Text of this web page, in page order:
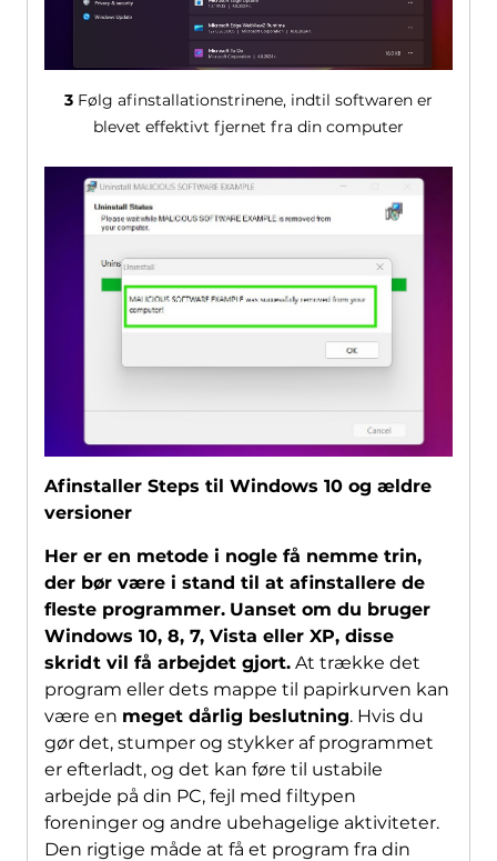
3Følg afinstallationstrinene, indtil softwaren er
blevet effektivt fjernet fra din computer
Afinstaller Steps til Windows 10 og ældre
versioner
Her er en metode i nogle få nemme trin,
der bør være i stand til at afinstallere de
fleste programmer. Uanset om du bruger
Windows 10, 8, 7, Vista eller XP, disse
skridt vil få arbejdet gjort.At trække det
program eller dets mappe til papirkurven kan
være en meget dårlig beslutning. Hvis du
gør det, stumper og stykker af programmet
er efterladt, og det kan føre til ustabile
arbejde på din PC, fejl med filtypen
foreninger og andre ubehagelige aktiviteter.
Den rigtige måde at få et program fra din